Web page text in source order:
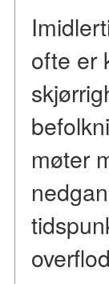
ofte er
møter